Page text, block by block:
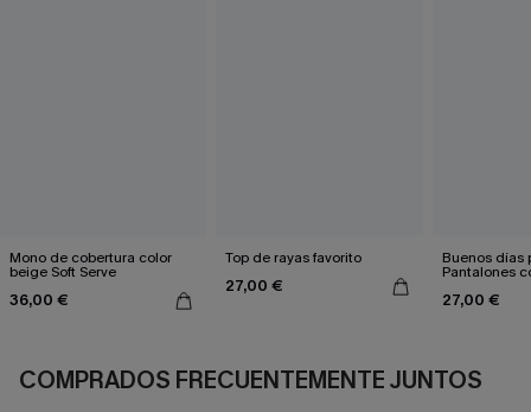
Mono de cobertura color
beige Soft Serve
36,00 €
Top de rayas favorito
27,00 €
Buenos días
Pantalones
27,00 €
COMPRADOS FRECUENTEMENTE JUNTOS